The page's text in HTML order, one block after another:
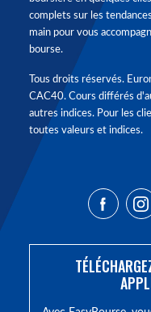
complets sur les
main pour vous
bourse.
Tous droits réservés.
CAC40. Cours différés
autres indices. Pour les
toutes valeurs et indices.